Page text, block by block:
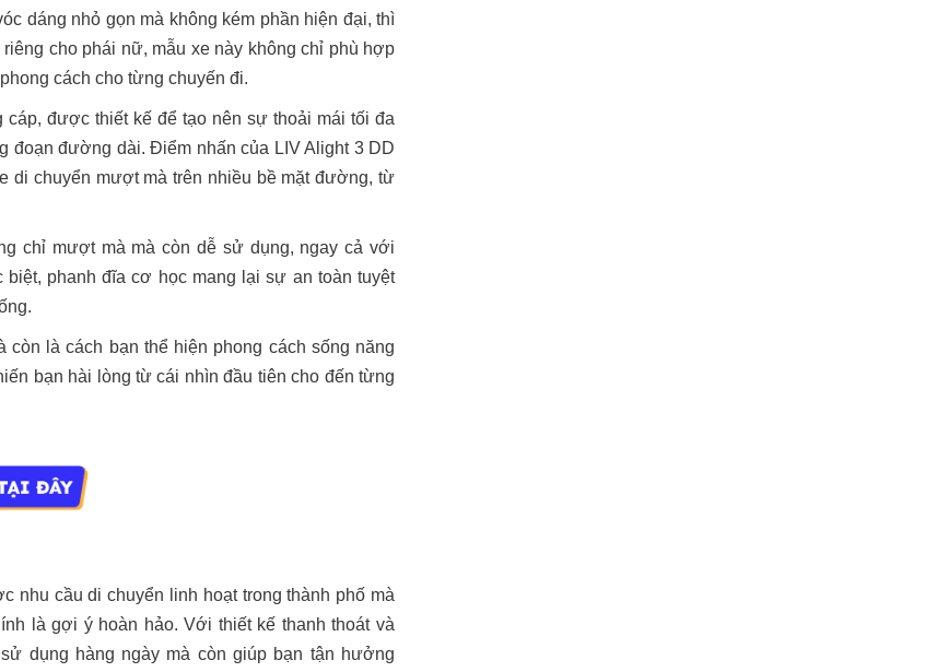
dáng nhỏ gọn mà không kém phần hiện đại, thì
cho phái nữ, mẫu xe này không chỉ phù hợp
cách cho từng chuyến đi.
được thiết kế để tạo nên sự thoải mái tối đa
đoạn đường dài. Điểm nhấn của LIV Alight 3 DD
di chuyển mượt mà trên nhiều bề mặt đường, từ
chỉ mượt mà mà còn dễ sử dụng, ngay cả với
phanh đĩa cơ học mang lại sự an toàn tuyệt
là cách bạn thể hiện phong cách sống năng
bạn hài lòng từ cái nhìn đầu tiên cho đến từng
nhu cầu di chuyển linh hoạt trong thành phố mà
là gợi ý hoàn hảo. Với thiết kế thanh thoát và
dụng hàng ngày mà còn giúp bạn tận hưởng